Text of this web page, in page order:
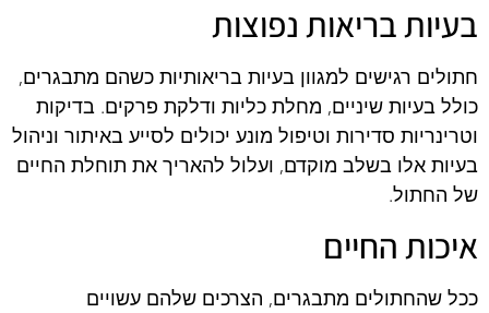
בעיות בריאות נפוצות
חתולים רגישים למגוון בעיות בריאותיות כשהם מתבגרים,
כולל בעיות שיניים, מחלת כליות ודלקת פרקים. בדיקות
וטרינריות סדירות וטיפול מונע יכולים לסייע באיתור וניהול
בעיות אלו בשלב מוקדם, ועלול להאריך את תוחלת החיים
של החתול.
איכות החיים
ככל שהחתולים מתבגרים, הצרכים שלהם עשויים